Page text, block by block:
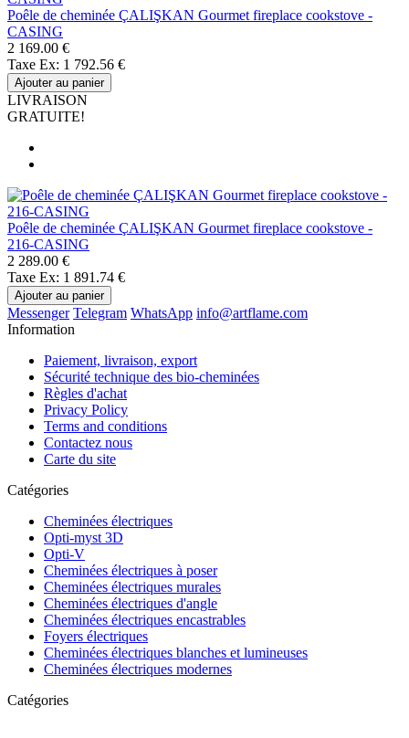
Poêle de cheminée ÇALIŞKAN Gourmet fireplace cookstove -
CASING
2 169.00 €
Taxe Ex: 1 792.56 €
Ajouter au panier
LIVRAISON
GRATUITE!
Poêle de cheminée ÇALIŞKAN Gourmet fireplace cookstove -
216-CASING
2 289.00 €
Taxe Ex: 1 891.74 €
Ajouter au panier
Messenger Telegram WhatsApp info@artflame.com
Information
Paiement, livraison, export
Sécurité technique des bio-cheminées
Règles d'achat
Privacy Policy
Terms and conditions
Contactez nous
Carte du site
Catégories
Cheminées électriques
Opti-myst 3D
Opti-V
Cheminées électriques à poser
Cheminées électriques murales
Cheminées électriques d'angle
Cheminées électriques encastrables
Foyers électriques
Cheminées électriques blanches et lumineuses
Cheminées électriques modernes
Catégories